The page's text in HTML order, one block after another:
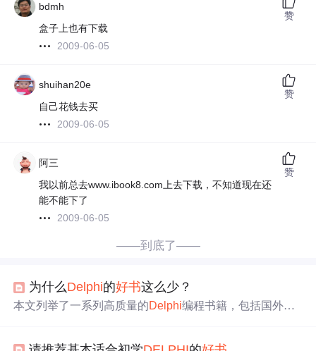
bdmh
盒子上也有下载
2009-06-05
赞
shuihan20e
自己花钱去买
2009-06-05
赞
阿三
我以前总去www.ibook8.com上去下载，不知道现在还
能不能下了
2009-06-05
赞
——到底了——
为什么Delphi的好书这么少？
本文列举了一系列高质量的Delphi编程书籍，包括国外经